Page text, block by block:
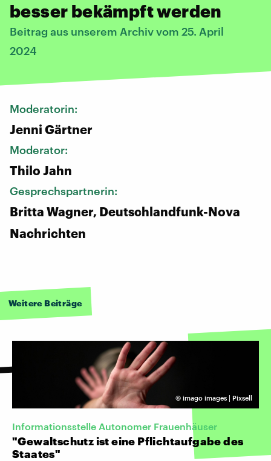
besser bekämpft werden
Beitrag aus unserem Archiv vom 25. April
2024
Moderatorin:
Jenni Gärtner
Moderator:
Thilo Jahn
Gesprechspartnerin:
Britta Wagner, Deutschlandfunk-Nova
Nachrichten
Weitere Beiträge
© imago images | Pixsell
Informationsstelle Autonomer Frauenhäuser
"Gewaltschutz ist eine Pflichtaufgabe des
Staates"